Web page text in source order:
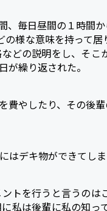
毎日昼間の１時間
様な意味を持って
どの説明をし、そ
が繰り返された。
費やしたり、その後
デキ物ができてしま
トを行うと言うの
私は後輩に私の知